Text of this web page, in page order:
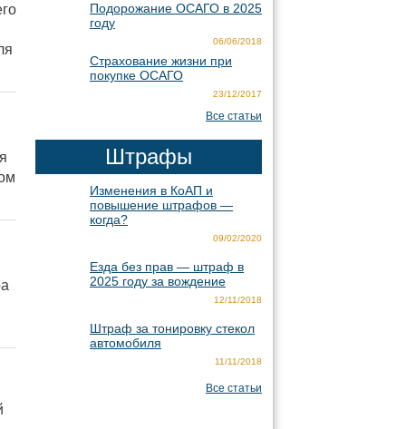
Подорожание ОСАГО в 2025
году
06/06/2018
Страхование жизни при
покупке ОСАГО
23/12/2017
Все статьи
Штрафы
Изменения в КоАП и
повышение штрафов —
когда?
09/02/2020
Езда без прав — штраф в
2025 году за вождение
12/11/2018
Штраф за тонировку стекол
автомобиля
11/11/2018
Все статьи